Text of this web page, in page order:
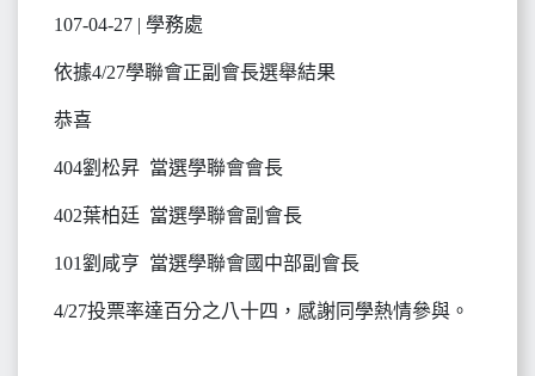
107-04-27 | 學務處
依據4/27學聯會正副會長選舉結果
恭喜
404劉松昇 當選學聯會會長
402葉柏廷 當選學聯會副會長
101劉咸亨 當選學聯會國中部副會長
4/27投票率達百分之八十四，感謝同學熱情參與。